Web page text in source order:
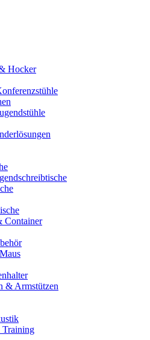
Hocker
Container
& Armstützen